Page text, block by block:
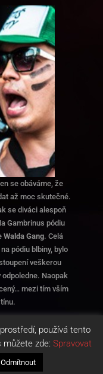
se obáváme, že
až moc skutečné.
se diváci alespoň
Gambrinus pódiu
Walda Gang. Celá
pódiu blbiny, bylo
veškerou
Naopak
mezi tím vším
používá tento
můžete zde: Spravovat
Odmítnout